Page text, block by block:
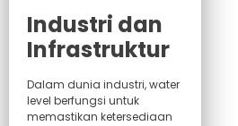
Industri dan
Infrastruktur
Dalam dunia industri, water
level berfungsi untuk
memastikan ketersediaan